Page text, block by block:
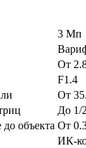
3 Мп
От
F1.4
От
До 1/
объекта От
ИК-